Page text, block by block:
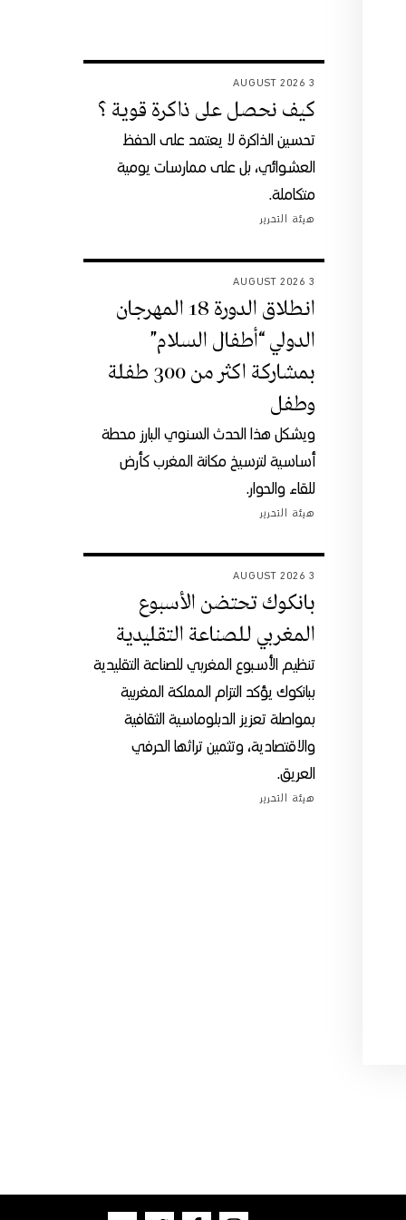
3 AUGUST 2026
كيف نحصل على ذاكرة قوية ؟
تحسين الذاكرة لا يعتمد على الحفظ
العشوائي، بل على ممارسات يومية
متكاملة.
هيئة التحرير
3 AUGUST 2026
انطلاق الدورة 18 المهرجان
الدولي “أطفال السلام”
بمشاركة اكثر من 300 طفلة
وطفل
ويشكل هذا الحدث السنوي البارز محطة
أساسية لترسيخ مكانة المغرب كأرض
للقاء والحوار.
هيئة التحرير
3 AUGUST 2026
بانكوك تحتضن الأسبوع
المغربي للصناعة التقليدية
تنظيم الأسبوع المغربي للصناعة التقليدية
ببانكوك يؤكد التزام المملكة المغربية
بمواصلة تعزيز الدبلوماسية الثقافية
والاقتصادية، وتثمين تراثها الحرفي
العريق.
هيئة التحرير